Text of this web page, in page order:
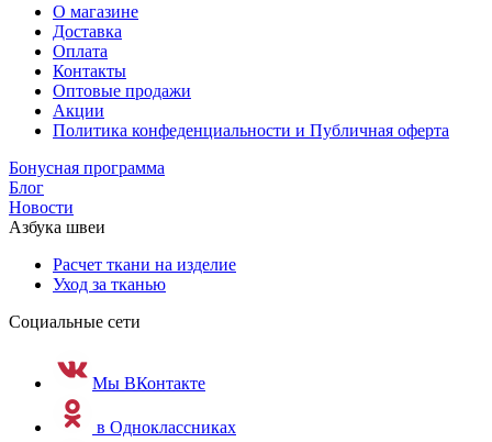
О магазине
Доставка
Оплата
Контакты
Оптовые продажи
Акции
Политика конфеденциальности и Публичная оферта
Бонусная программа
Блог
Новости
Азбука швеи
Расчет ткани на изделие
Уход за тканью
Социальные сети
Мы ВКонтакте
в Одноклассниках